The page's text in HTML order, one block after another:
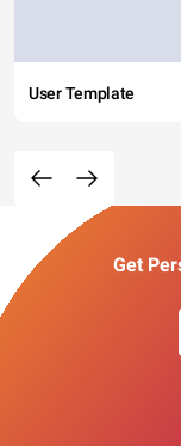
User Template
Get